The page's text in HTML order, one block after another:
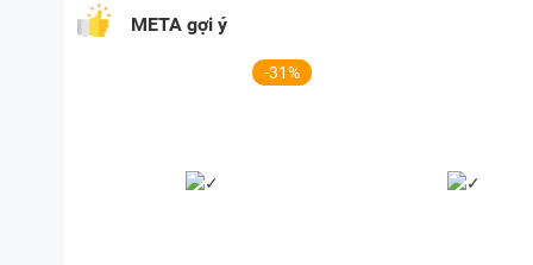
Cẩn thận hơi nước nóng bốc lên trong và sau quá
Tắt và rút phích cắm thiết bị.
META gợi ý
-31%